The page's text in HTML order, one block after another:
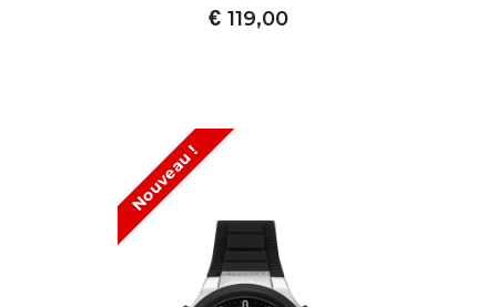
€ 119,00
Nouveau !